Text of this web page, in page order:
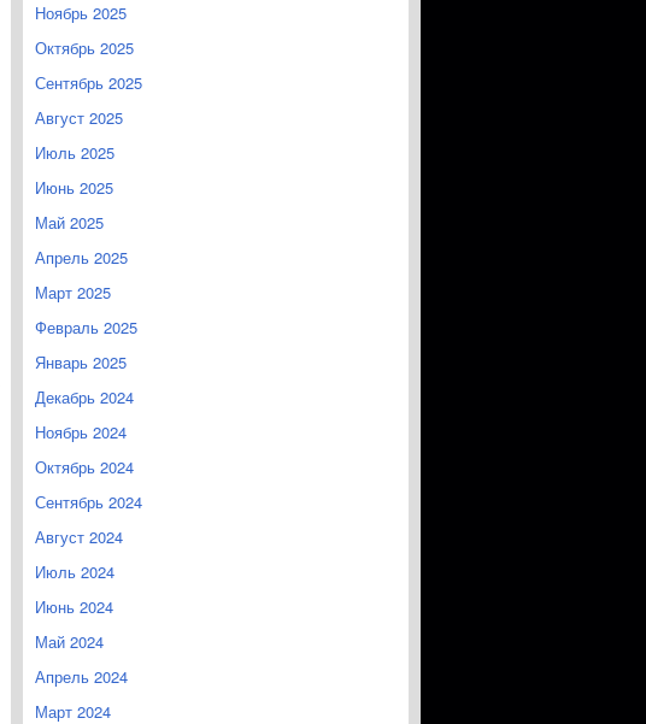
Ноябрь 2025
Октябрь 2025
Сентябрь 2025
Август 2025
Июль 2025
Июнь 2025
Май 2025
Апрель 2025
Март 2025
Февраль 2025
Январь 2025
Декабрь 2024
Ноябрь 2024
Октябрь 2024
Сентябрь 2024
Август 2024
Июль 2024
Июнь 2024
Май 2024
Апрель 2024
Март 2024